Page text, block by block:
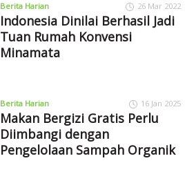
Berita Harian 26 Mar 2022
Indonesia Dinilai Berhasil Jadi
Tuan Rumah Konvensi
Minamata
Berita Harian 16 Jan 2025
Makan Bergizi Gratis Perlu
Diimbangi dengan
Pengelolaan Sampah Organik